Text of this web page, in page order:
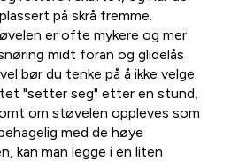
på skrå fremme.
er ofte mykere og mer
midt foran og glidelås
bør du tenke på å ikke velge
"setter seg" etter en stund,
om støvelen oppleves som
med de høye
kan man legge i en liten